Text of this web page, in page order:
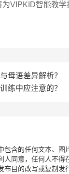
VIPKID智能教学
母语差异解析？
练中应注意的？
包含的任何文本、
人同意，任何人不得
布目的改写或复制发